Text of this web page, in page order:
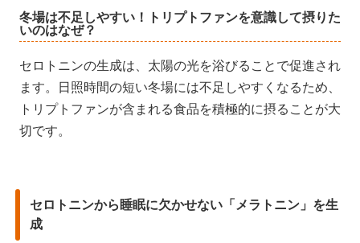
冬場は不足しやすい！トリプトファンを意識して摂りた
いのはなぜ？
セロトニンの生成は、太陽の光を浴びることで促進され
ます。日照時間の短い冬場には不足しやすくなるため、
トリプトファンが含まれる食品を積極的に摂ることが大
切です。
セロトニンから睡眠に欠かせない「メラトニン」を生
成